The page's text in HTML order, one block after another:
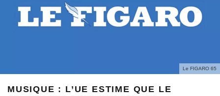
Le FIGARO 65
MUSIQUE : L’UE ESTIME QUE LE